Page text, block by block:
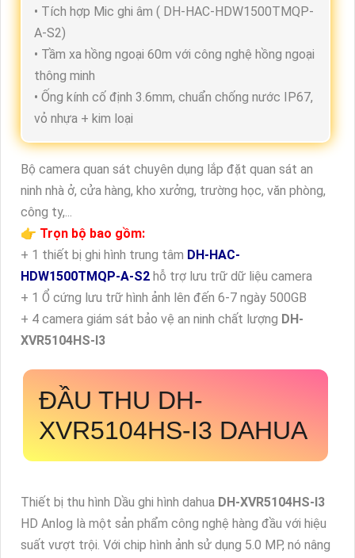
• Tích hợp Mic ghi âm ( DH-HAC-HDW1500TMQP-
A-S2)
• Tầm xa hồng ngoại 60m với công nghệ hồng ngoại
thông minh
• Ống kính cố định 3.6mm, chuẩn chống nước IP67,
vỏ nhựa + kim loại
Bộ camera quan sát chuyên dụng lắp đặt quan sát an
ninh nhà ở, cửa hàng, kho xưởng, trường học, văn phòng,
công ty,...
👉 Trọn bộ bao gồm:
+ 1 thiết bị ghi hình trung tâm DH-HAC-
HDW1500TMQP-A-S2 hỗ trợ lưu trữ dữ liệu camera
+ 1 Ổ cứng lưu trữ hình ảnh lên đến 6-7 ngày 500GB
+ 4 camera giám sát bảo vệ an ninh chất lượng DH-
XVR5104HS-I3
ĐẦU THU DH-
XVR5104HS-I3 DAHUA
Thiết bị thu hình Dầu ghi hình dahua DH-XVR5104HS-I3
HD Anlog là một sản phẩm công nghệ hàng đầu với hiệu
suất vượt trội. Với chip hình ảnh sử dụng 5.0 MP, nó nâng